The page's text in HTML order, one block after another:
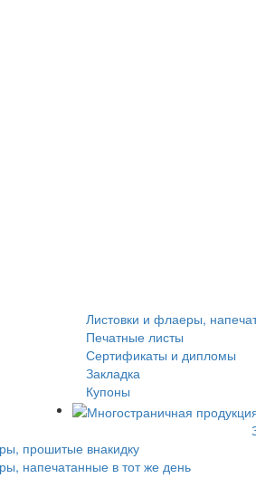
Листовки и флаеры,
Печатные листы
Сертификаты и дипломы
Закладка
Купоны
прошитые внакидку
напечатанные в тот же день